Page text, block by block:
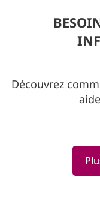
Découvrez